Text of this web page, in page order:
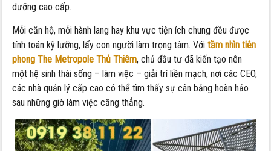
dưỡng cao cấp.
Mỗi căn hộ, mỗi hành lang hay khu vực tiện ích chung đều được
tính toán kỹ lưỡng, lấy con người làm trọng tâm. Vớitầm nhìn tiên
phong The Metropole Thủ Thiêm, chủ đầu tư đã kiến tạo nên
một hệ sinh thái sống – làm việc – giải trí liền mạch, nơi các CEO,
các nhà quản lý cấp cao có thể tìm thấy sự cân bằng hoàn hảo
sau những giờ làm việc căng thẳng.